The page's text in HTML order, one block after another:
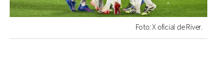
Foto: X oficial de River.